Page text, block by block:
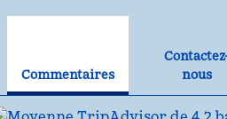
Commentaires
nous